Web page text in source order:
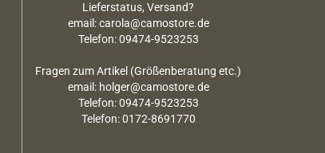
Lieferstatus, Versand?
email: carola@camostore.de
Telefon: 09474-9523253
Fragen zum Artikel (Größenberatung etc.)
email: holger@camostore.de
Telefon: 09474-9523253
Telefon: 0172-8691770